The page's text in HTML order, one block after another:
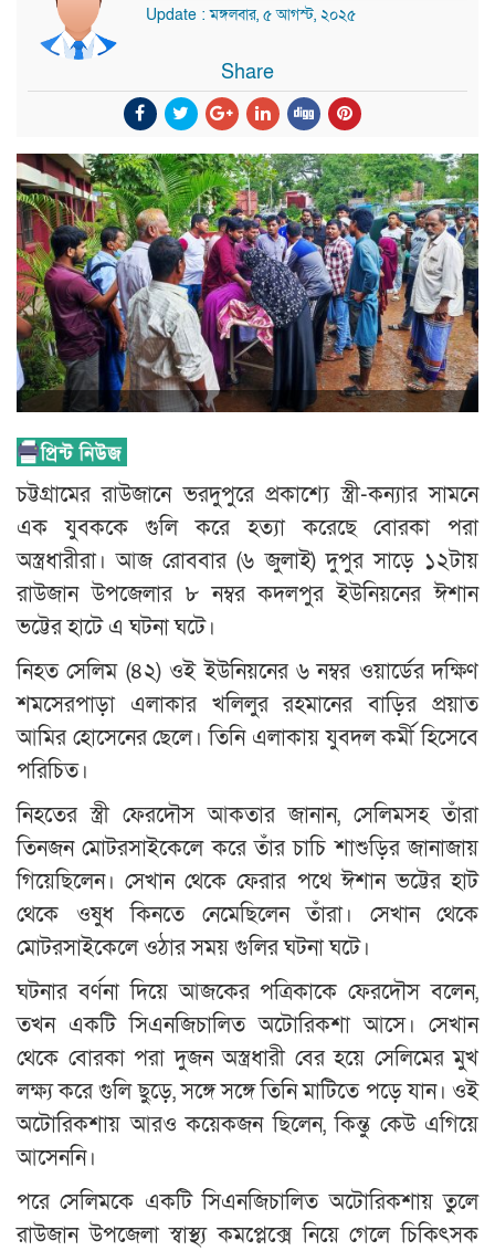
Update : মঙ্গলবার, ৫ আগস্ট, ২০২৫
Share
চট্টগ্রামের রাউজানে ভরদুপুরে প্রকাশ্যে স্ত্রী-কন্যার সামনে
এক যুবককে গুলি করে হত্যা করেছে বোরকা পরা
অস্ত্রধারীরা। আজ রোববার (৬ জুলাই) দুপুর সাড়ে ১২টায়
রাউজান উপজেলার ৮ নম্বর কদলপুর ইউনিয়নের ঈশান
ভট্টের হাটে এ ঘটনা ঘটে।
নিহত সেলিম (৪২) ওই ইউনিয়নের ৬ নম্বর ওয়ার্ডের দক্ষিণ
শমসেরপাড়া এলাকার খলিলুর রহমানের বাড়ির প্রয়াত
আমির হোসেনের ছেলে। তিনি এলাকায় যুবদল কর্মী হিসেবে
পরিচিত।
নিহতের স্ত্রী ফেরদৌস আকতার জানান, সেলিমসহ তাঁরা
তিনজন মোটরসাইকেলে করে তাঁর চাচি শাশুড়ির জানাজায়
গিয়েছিলেন। সেখান থেকে ফেরার পথে ঈশান ভট্টের হাট
থেকে ওষুধ কিনতে নেমেছিলেন তাঁরা। সেখান থেকে
মোটরসাইকেলে ওঠার সময় গুলির ঘটনা ঘটে।
ঘটনার বর্ণনা দিয়ে আজকের পত্রিকাকে ফেরদৌস বলেন,
তখন একটি সিএনজিচালিত অটোরিকশা আসে। সেখান
থেকে বোরকা পরা দুজন অস্ত্রধারী বের হয়ে সেলিমের মুখ
লক্ষ্য করে গুলি ছুড়ে, সঙ্গে সঙ্গে তিনি মাটিতে পড়ে যান। ওই
অটোরিকশায় আরও কয়েকজন ছিলেন, কিন্তু কেউ এগিয়ে
আসেননি।
পরে সেলিমকে একটি সিএনজিচালিত অটোরিকশায় তুলে
রাউজান উপজেলা স্বাস্থ্য কমপ্লেক্সে নিয়ে গেলে চিকিৎসক